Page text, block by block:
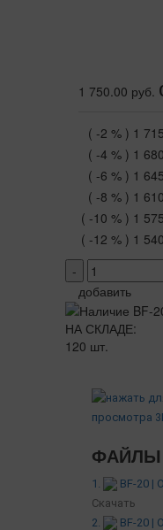
1 750.00 руб.
( -2 % ) 1
( -4 % ) 1
( -6 % ) 1
( -8 % ) 1
( -10 % ) 1
( -12 % ) 1
-
добавить
НА СКЛАДЕ:
120 шт.
ФАЙЛЫ
1.
BF-20 |
Скачать
2.
BF-20 |